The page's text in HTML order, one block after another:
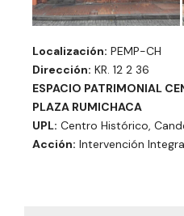
Localización: PEMP-CH
Dirección: KR. 12 2 36
ESPACIO PATRIMONIAL
PLAZA RUMICHACA
UPL: Centro Histórico,
Acción: Intervención